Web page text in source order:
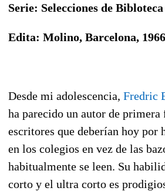
Serie: Selecciones de
Edita: Molino, Barcelona, 1966
Desde mi adolescencia, Fredric
ha parecido un autor de primera
escritores que deberían hoy por
en los colegios en vez de las
habitualmente se leen. Su
corto y el ultra corto es